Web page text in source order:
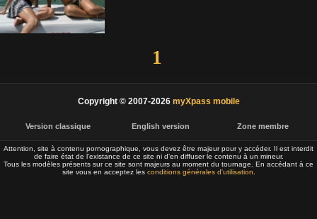
1
Copyright © 2007-2026 myXpass mobile
Version classique English version Zone membre
Attention, site à contenu pornographique, vous devez être majeur pour y accéder. Il est interdit
de faire état de l’existance de ce site ni d’en diffuser le contenu à un mineur.
Tous les modèles présents sur ce site sont majeurs au moment du tournage. En accédant à ce
site vous en acceptez les conditions générales d'utilisation